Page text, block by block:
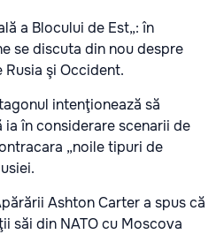
a Blocului de Est„: în
se discuta din nou despre
Rusia şi Occident.
intenţionează să
în considerare scenarii de
„noile tipuri de
Ashton Carter a spus că
săi din NATO cu Moscova